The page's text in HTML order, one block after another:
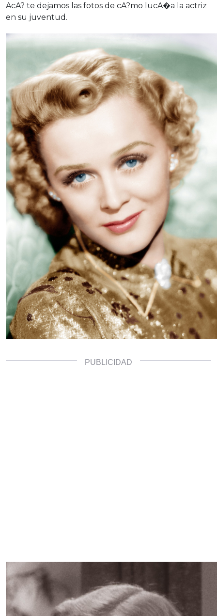
AcA? te dejamos las fotos de cA?mo lucA�a la actriz
en su juventud.